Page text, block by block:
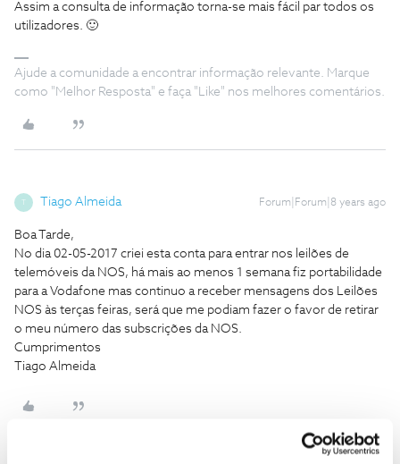
Assim a consulta de informação torna-se mais fácil par todos os
utilizadores. 🙂
Ajude a comunidade a encontrar informação relevante. Marque
como "Melhor Resposta" e faça "Like" nos melhores comentários.
T Tiago Almeida Forum|Forum|8 years ago
Boa Tarde,
No dia 02-05-2017 criei esta conta para entrar nos leilões de
telemóveis da NOS, há mais ao menos 1 semana fiz portabilidade
para a Vodafone mas continuo a receber mensagens dos Leilões
NOS às terças feiras, será que me podiam fazer o favor de retirar
o meu número das subscrições da NOS.
Cumprimentos
Tiago Almeida